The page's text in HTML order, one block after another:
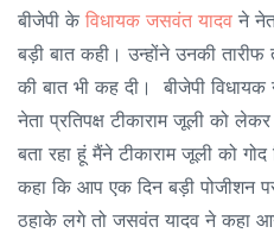
बीजेपी के विधायक जसवंत यादव ने
बड़ी बात कही। उन्होंने उनकी
की बात भी कह दी। बीजेपी
नेता प्रतिपक्ष टीकाराम जूली को
बता रहा हूं मैंने टीकाराम जूली को
कहा कि आप एक दिन बड़ी पोजीशन
ठहाके लगे तो जसवंत यादव ने कहा